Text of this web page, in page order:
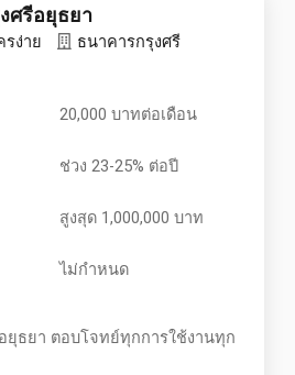
ศรีอยุธยา
ง่าย ธนาคารกรุงศรี
20,000 บาทต่อเดือน
ช่วง 23-25% ต่อปี
สูงสุด 1,000,000 บาท
ไม่กำหนด
ยุธยา ตอบโจทย์ทุกการใช้งานทุก